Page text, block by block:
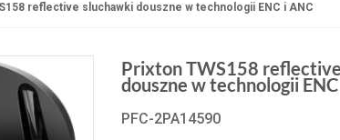
reflective sluchawki douszne w technologii ENC i ANC
Prixton TWS158
douszne w technologii
PFC-2PA14590